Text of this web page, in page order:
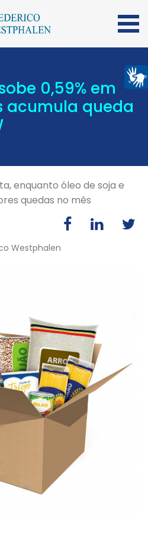
0,59% em
acumula queda
enquanto óleo de soja e
quedas no mês
Westphalen